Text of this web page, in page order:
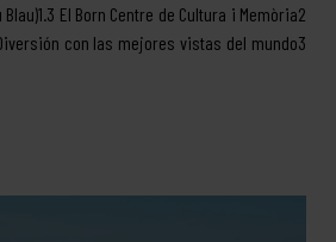
El Born Centre de Cultura i Memòria2
con las mejores vistas del mundo3